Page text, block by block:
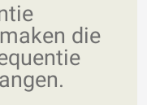
die